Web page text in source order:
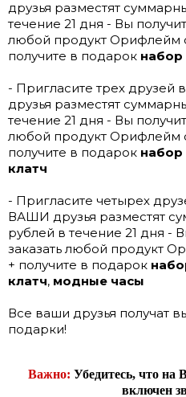
друзья разместят
течение 21 дня - Вы
любой продукт Орифлейм
получите в подарок набор
- Пригласите трех
друзья разместят
течение 21 дня - Вы
любой продукт Орифлейм
получите в подарок набор
клатч
- Пригласите четырех
ВАШИ друзья разместят
рублей в течение 21 дня -
заказать любой продукт
+ получите в подарок
клатч, модные часы
Все ваши друзья получат
подарки!
Важно: Убедитесь, что
включен